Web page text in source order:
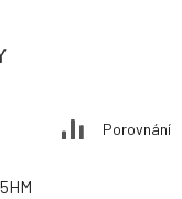
Porovnání